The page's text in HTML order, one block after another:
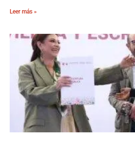
Leer más »